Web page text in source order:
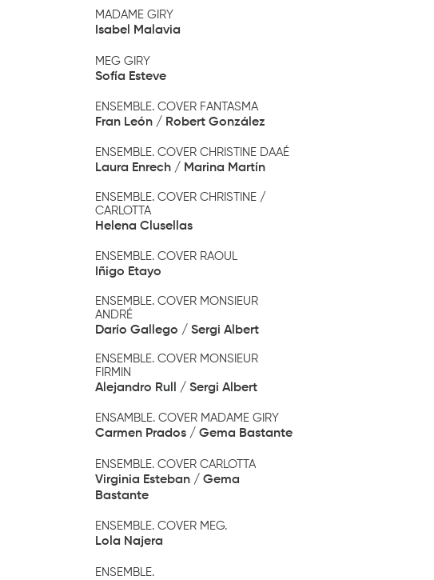
MADAME GIRY
Isabel Malavia
MEG GIRY
Sofía Esteve
ENSEMBLE. COVER FANTASMA
Fran León / Robert González
ENSEMBLE. COVER CHRISTINE DAAÉ
Laura Enrech / Marina Martín
ENSEMBLE. COVER CHRISTINE /
CARLOTTA
Helena Clusellas
ENSEMBLE. COVER RAOUL
Iñigo Etayo
ENSEMBLE. COVER MONSIEUR
ANDRÉ
Darío Gallego / Sergi Albert
ENSEMBLE. COVER MONSIEUR
FIRMIN
Alejandro Rull / Sergi Albert
ENSAMBLE. COVER MADAME GIRY
Carmen Prados / Gema Bastante
ENSEMBLE. COVER CARLOTTA
Virginia Esteban / Gema
Bastante
ENSEMBLE. COVER MEG.
Lola Najera
ENSEMBLE.